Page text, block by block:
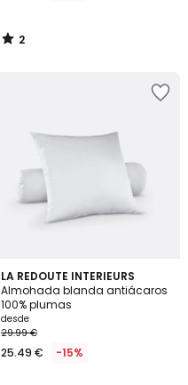
2
/
LA REDOUTE INTERIEURS
Almohada blanda antiácaros
100% plumas
desde
29.99 €
25.49 € -15%
3,2
/ 5